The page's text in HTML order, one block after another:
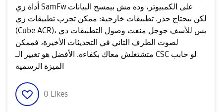
أداة زي SamFw على الكمبيوتر، وده مش بيمسح البيانات
لكن بيحتاج حذر. ​تطبيقات خارجية: ممكن تجرب تطبيقات زي
(Cube ACR)، بس للأسف جوجل منعت وصول التطبيقات دي
لصوت الطرف التاني في التحديثات الأخيرة، فممكن
متشتغلش معاك بكفاءة. الأفضل هو تغيير الـ CSC لو حابب
الميزة الرسمية
0 Likes